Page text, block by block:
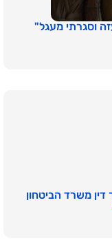
וסגרתי מעגל"
משרד הביטחון